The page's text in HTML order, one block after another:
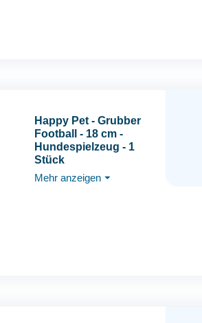
Happy Pet - Grubber
Football - 18 cm -
Hundespielzeug - 1
Stück
Mehr anzeigen ⏷